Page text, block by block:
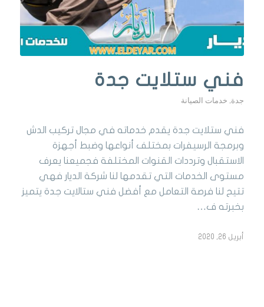
فني ستلايت جدة
جدة, خدمات الصيانة
فني ستلايت جدة يقدم خدماته في مجال تركيب الدش
وبرمجة الرسيفرات بمختلف أنواعها وضبط أجهزة
الاستقبال وترددات القنوات المختلفة فجميعنا يعرف
مستوى الخدمات التي تقدمها لنا شركة الديار فهي
تتيح لنا فرصة التعامل مع أفضل فني ستالايت جدة يتميز
بخبرته ف…
أبريل 26, 2020